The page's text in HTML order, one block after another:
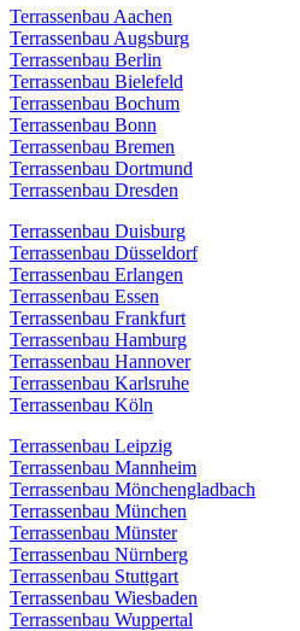
Terrassenbau Aachen
Terrassenbau Augsburg
Terrassenbau Berlin
Terrassenbau Bielefeld
Terrassenbau Bochum
Terrassenbau Bonn
Terrassenbau Bremen
Terrassenbau Dortmund
Terrassenbau Dresden
Terrassenbau Duisburg
Terrassenbau Düsseldorf
Terrassenbau Erlangen
Terrassenbau Essen
Terrassenbau Frankfurt
Terrassenbau Hamburg
Terrassenbau Hannover
Terrassenbau Karlsruhe
Terrassenbau Köln
Terrassenbau Leipzig
Terrassenbau Mannheim
Terrassenbau Mönchengladbach
Terrassenbau München
Terrassenbau Münster
Terrassenbau Nürnberg
Terrassenbau Stuttgart
Terrassenbau Wiesbaden
Terrassenbau Wuppertal